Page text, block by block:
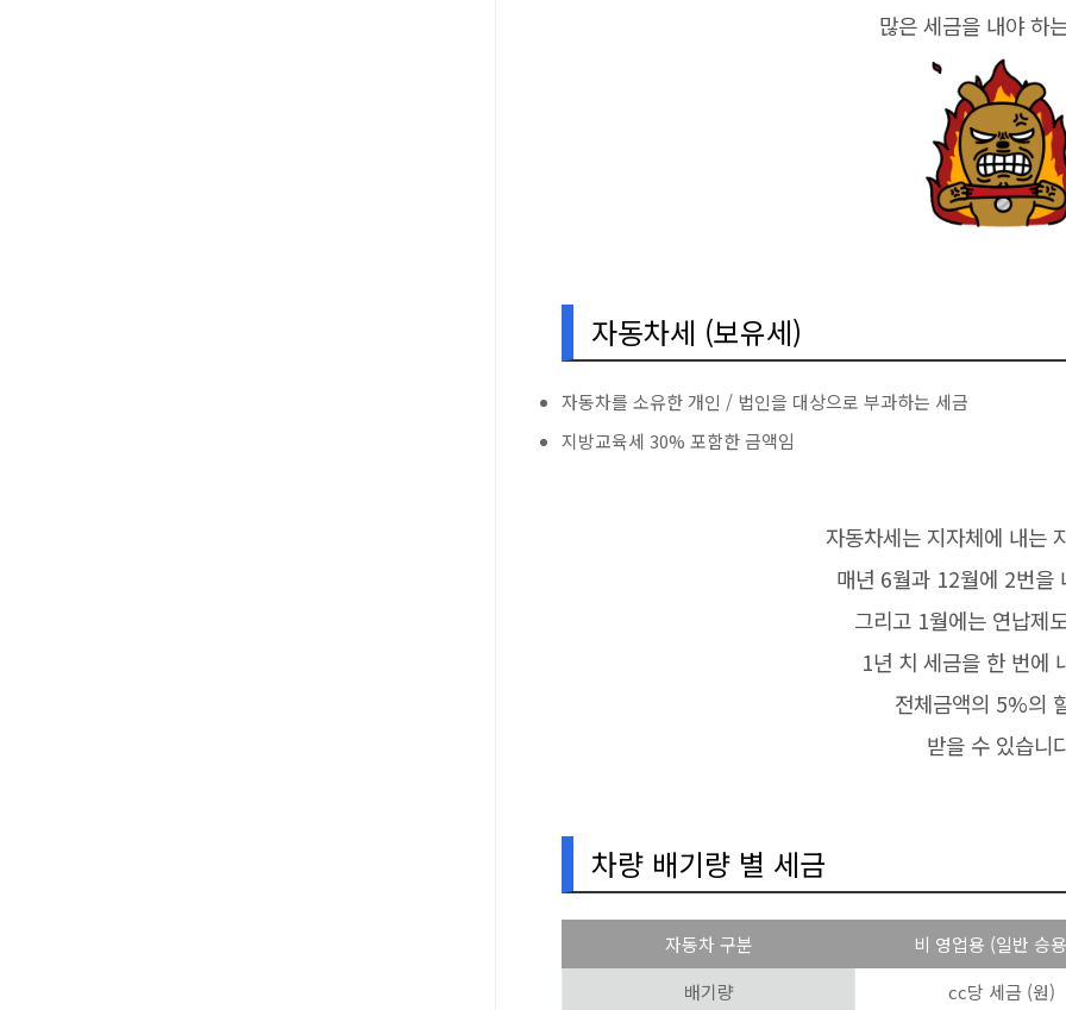
많은 세금을 내야 하
자동차세 (보유세)
자동차를 소유한 개인 / 법인을 대상으로 부과하는 세금
지방교육세 30% 포함한 금액임
자동차세는 지자체에 내는
매년 6월과 12월에 2번을
그리고 1월에는 연납제
1년 치 세금을 한 번에
전체금액의 5%의
받을 수 있습니
차량 배기량 별 세금
자동차 구분 비 영업용 (일반 승
배기량
cc당 세금 (원)